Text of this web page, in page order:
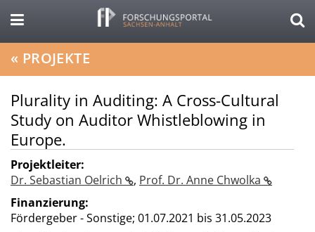
« PROJEKTE
Plurality in Auditing: A Cross-Cultural
Study on Auditor Whistleblowing in
Europe.
Projektleiter:
Dr. Sebastian Oelrich
, Prof. Dr. Anne Chwolka
Finanzierung:
Fördergeber - Sonstige; 01.07.2021 bis 31.05.2023